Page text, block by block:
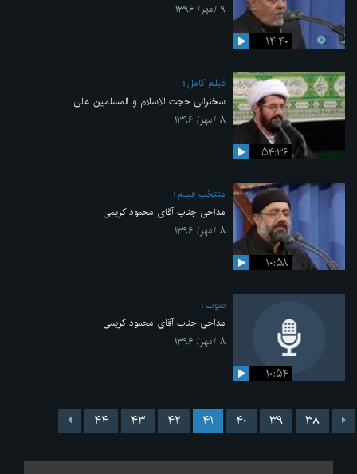
۱۴:۴۰
۹ /مهر/ ۱۳۹۶
۵۴:۳۶
فیلم کامل
سخنرانی حجت الاسلام و المسلمین عالی
۸ /مهر/ ۱۳۹۶
۱۰:۵۸
منتخب فیلم
مداحی جناب آقای محمود کریمی
۸ /مهر/ ۱۳۹۶
۱۰:۵۴
صوت
مداحی جناب آقای محمود کریمی
۸ /مهر/ ۱۳۹۶
۳۸ ۳۹ ۴۰ ۴۱ ۴۲ ۴۳ ۴۴